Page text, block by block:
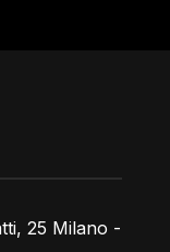
25 Milano -